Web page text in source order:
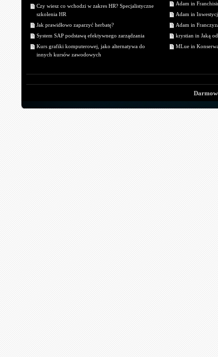
Czy wiesz co wchodzi w zakres HR? Specjalistyczne
szkolenia HR
Jak prawidłowo zaparzyć herbatę?
System SAP podstawą efektywnego zarządzania
Kurs grafiki komputerowej, jako alternatywa do
innych kursów zawodowych
Adam in
Adam in
Adam in
krystian in Jaką
MLue in